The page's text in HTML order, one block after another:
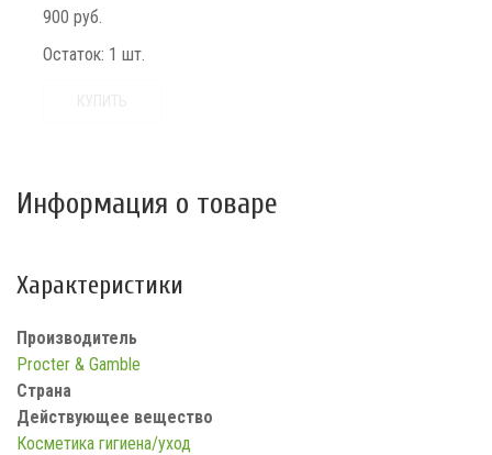
900 руб.
Остаток: 1 шт.
Информация о товаре
Характеристики
Производитель
Procter & Gamble
Страна
Действующее вещество
Косметика гигиена/уход